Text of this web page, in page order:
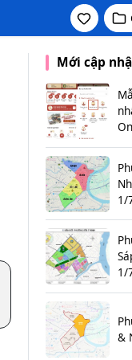
Mới cập
1/
1/
&